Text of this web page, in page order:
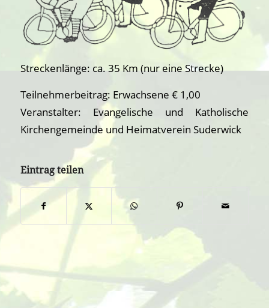
Streckenlänge: ca. 35 Km (nur eine Strecke)
Teilnehmerbeitrag: Erwachsene € 1,00
Veranstalter: Evangelische und Katholische
Kirchengemeinde und Heimatverein Suderwick
Eintrag teilen